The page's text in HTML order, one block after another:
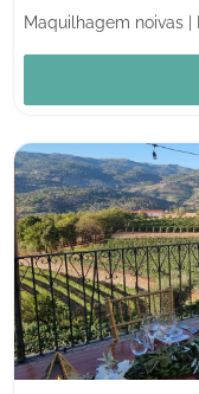
Maquilhagem noivas